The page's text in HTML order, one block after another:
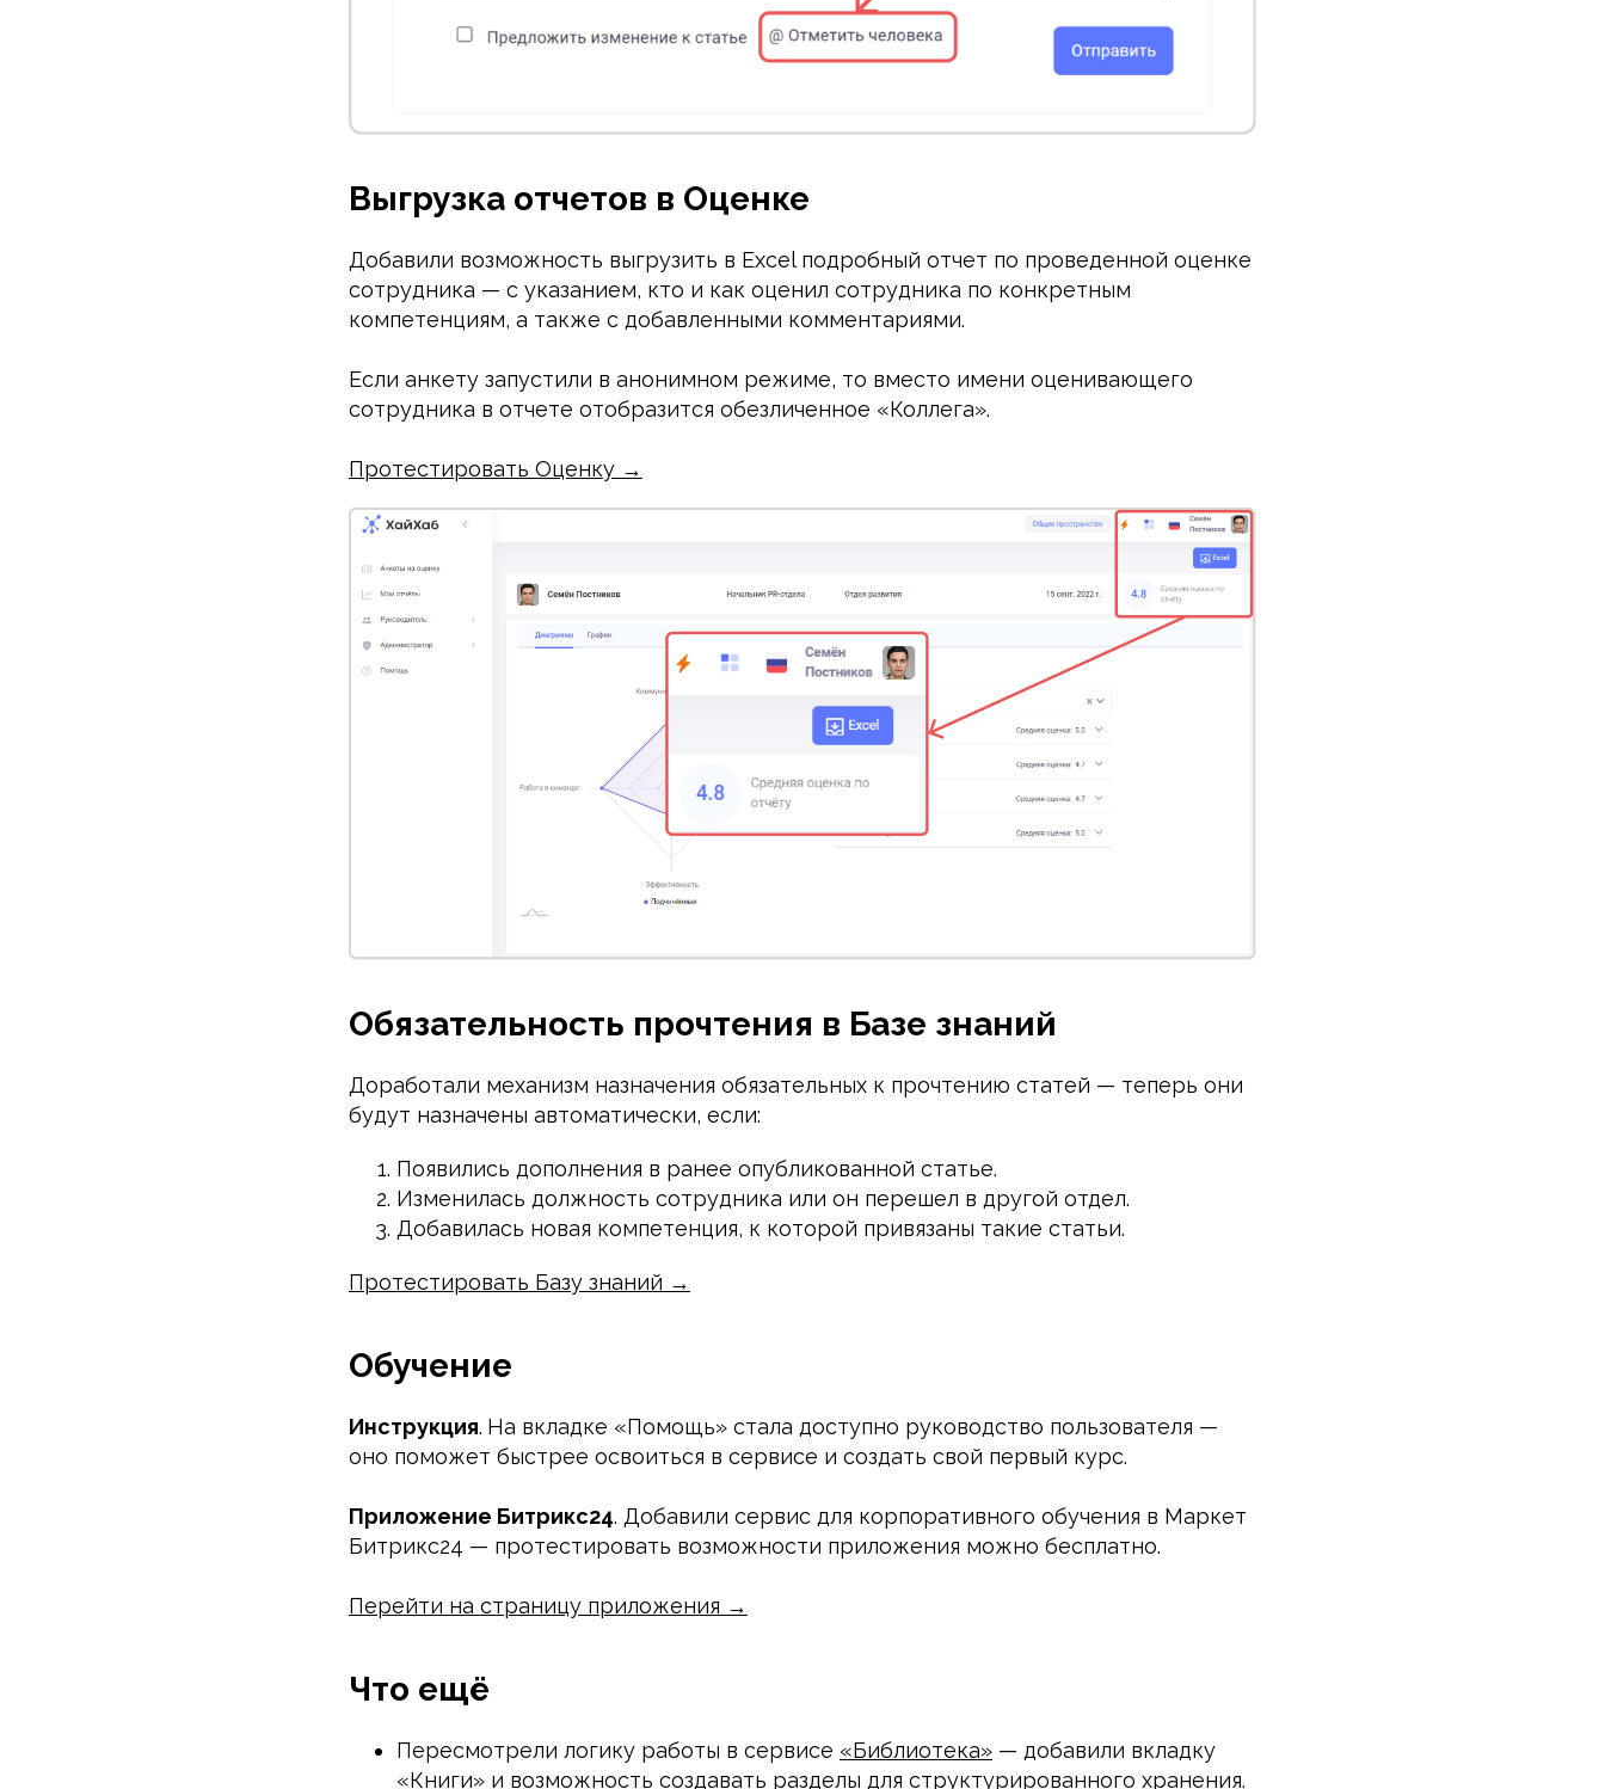
Выгрузка отчетов в Оценке
Добавили возможность выгрузить в Excel подробный отчет по проведенной оценке
сотрудника — с указанием, кто и как оценил сотрудника по конкретным
компетенциям, а также с добавленными комментариями.
Если анкету запустили в анонимном режиме, то вместо имени оценивающего
сотрудника в отчете отобразится обезличенное «Коллега».
Протестировать Оценку →
Обязательность прочтения в Базе знаний
Доработали механизм назначения обязательных к прочтению статей — теперь они
будут назначены автоматически, если:
Появились дополнения в ранее опубликованной статье.
Изменилась должность сотрудника или он перешел в другой отдел.
Добавилась новая компетенция, к которой привязаны такие статьи.
Протестировать Базу знаний →
Обучение
Инструкция. На вкладке «Помощь» стала доступно руководство пользователя —
оно поможет быстрее освоиться в сервисе и создать свой первый курс.
Приложение Битрикс24. Добавили сервис для корпоративного обучения в Маркет
Битрикс24 — протестировать возможности приложения можно бесплатно.
Перейти на страницу приложения →
Что ещё
Пересмотрели логику работы в сервисе «Библиотека» — добавили вкладку
«Книги» и возможность создавать разделы для структурированного хранения.